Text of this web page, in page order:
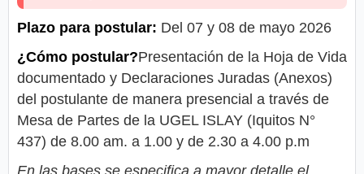
Plazo para postular: Del 07 y 08 de mayo 2026
¿Cómo postular?Presentación de la Hoja de Vida
documentado y Declaraciones Juradas (Anexos)
del postulante de manera presencial a través de
Mesa de Partes de la UGEL ISLAY (Iquitos N°
437) de 8.00 am. a 1.00 y de 2.30 a 4.00 p.m
En las bases se especifica a mayor detalle el